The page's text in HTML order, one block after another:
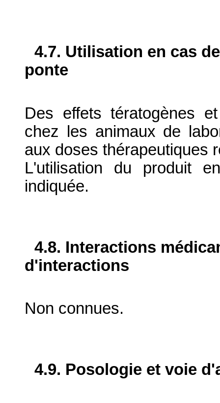
4.7. Utilisation en cas
ponte
Des effets tératogènes
chez les animaux de
aux doses thérapeutiques
L'utilisation du produit
indiquée.
4.8. Interactions
d'interactions
Non connues.
4.9. Posologie et voie